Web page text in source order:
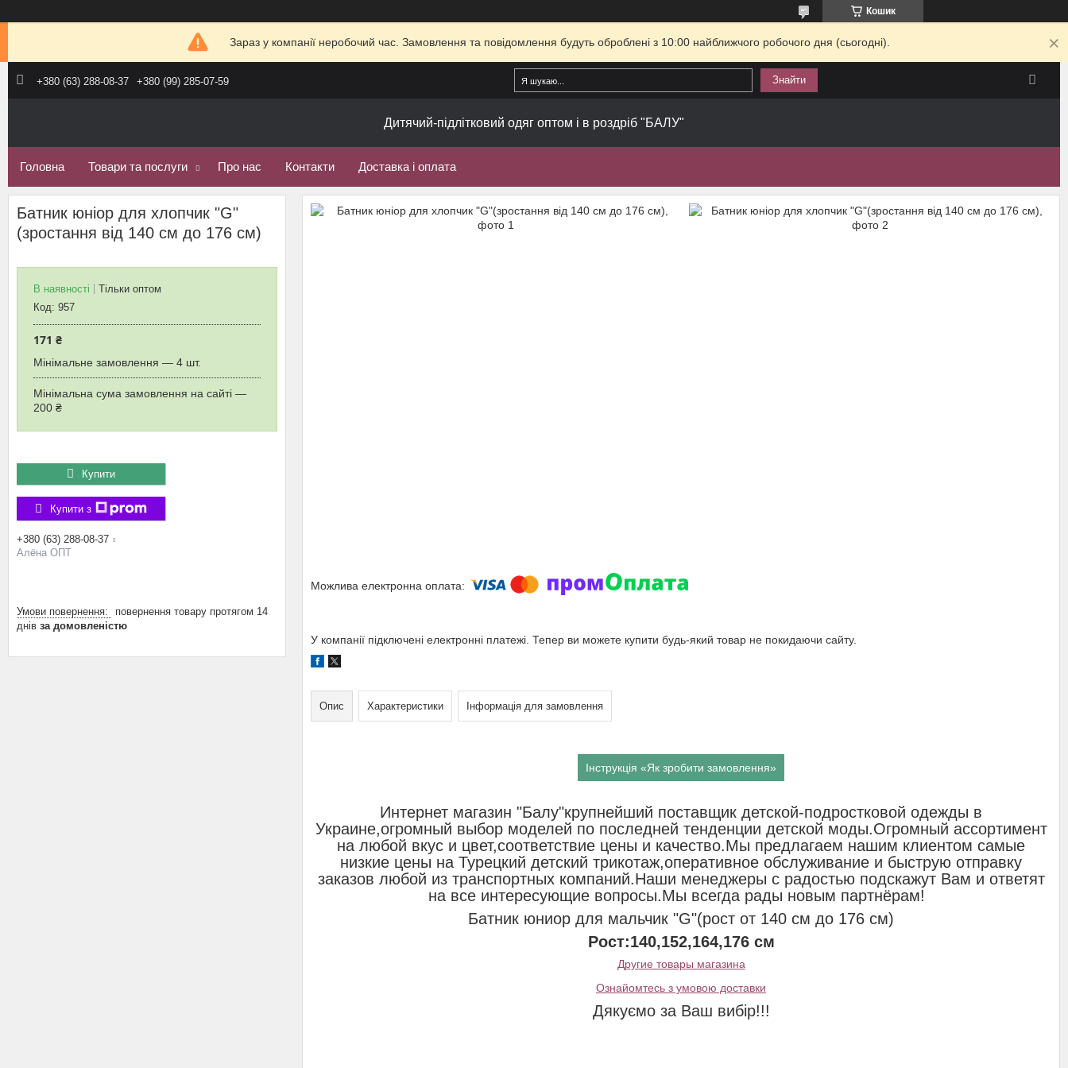
Кошик
Зараз у компанії неробочий час. Замовлення та повідомлення будуть оброблені з 10:00 найближчого робочого дня (сьогодні).
+380 (63) 288-08-37 +380 (99) 285-07-59 Знайти
Дитячий-підлітковий одяг оптом і в роздріб "БАЛУ"
Головна Товари та послуги Про нас Контакти Доставка і оплата
Батник юніор для хлопчик "G"
(зростання від 140 см до 176 см)
В наявності
Тільки оптом
Код: 957
171 ₴
Мінімальне замовлення — 4 шт.
Мінімальна сума замовлення на сайті —
200 ₴
Купити
Купити з
+380 (63) 288-08-37
Алёна ОПТ
повернення товару протягом 14
днів за домовленістю
У компанії підключені електронні платежі. Тепер ви можете купити будь-який товар не покидаючи сайту.
Опис Характеристики Інформація для замовлення
Інструкція «Як зробити замовлення»
Интернет магазин "Балу"крупнейший поставщик детской-подростковой одежды в
Украине,огромный выбор моделей по последней тенденции детской моды.Огромный ассортимент
на любой вкус и цвет,соответствие цены и качество.Мы предлагаем нашим клиентом самые
низкие цены на Турецкий детский трикотаж,оперативное обслуживание и быструю отправку
заказов любой из транспортных компаний.Наши менеджеры с радостью подскажут Вам и ответят
на все интересующие вопросы.Мы всегда рады новым партнёрам!
Батник юниор для мальчик "G"(рост от 140 см до 176 см)
Рост:140,152,164,176 см
Другие товары магазина
Ознайомтесь з умовою доставки
Дякуємо за Ваш вибір!!!